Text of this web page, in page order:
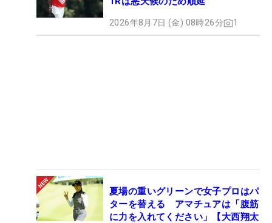
2026年8月7日 (金) 08時26分 1
夏場の重いグリーンで女子プロはパ
ターを替える アマチュアは「腹筋
に力を入れてください」【大西翔太